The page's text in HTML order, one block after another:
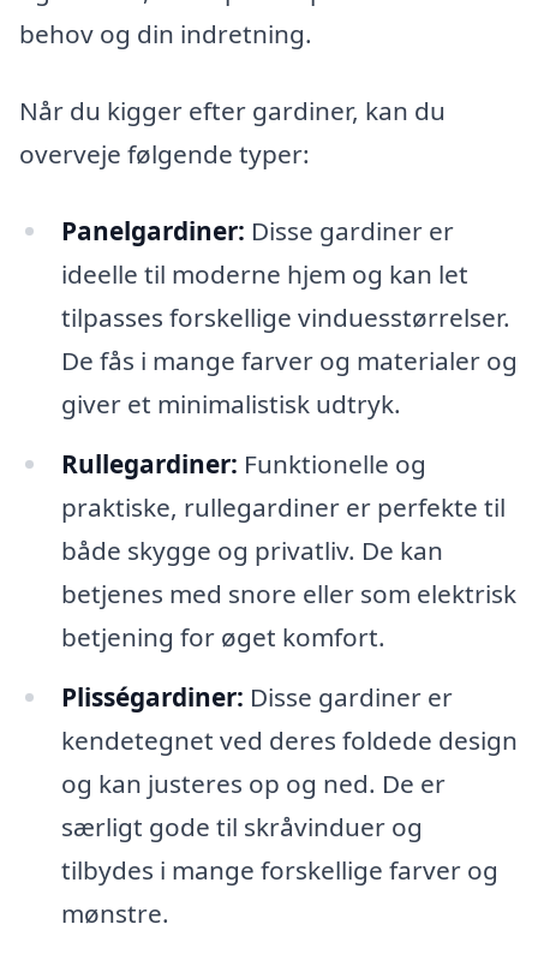
behov og din indretning.
Når du kigger efter gardiner, kan du
overveje følgende typer:
Panelgardiner: Disse gardiner er
ideelle til moderne hjem og kan let
tilpasses forskellige vinduesstørrelser.
De fås i mange farver og materialer og
giver et minimalistisk udtryk.
Rullegardiner: Funktionelle og
praktiske, rullegardiner er perfekte til
både skygge og privatliv. De kan
betjenes med snore eller som elektrisk
betjening for øget komfort.
Plisségardiner: Disse gardiner er
kendetegnet ved deres foldede design
og kan justeres op og ned. De er
særligt gode til skråvinduer og
tilbydes i mange forskellige farver og
mønstre.